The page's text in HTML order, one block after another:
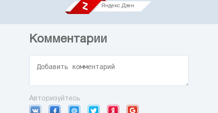
Яндекс.Дзен
Комментарии
Авторизуйтесь